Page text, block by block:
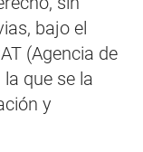
bajo el
(Agencia de
que se la
y